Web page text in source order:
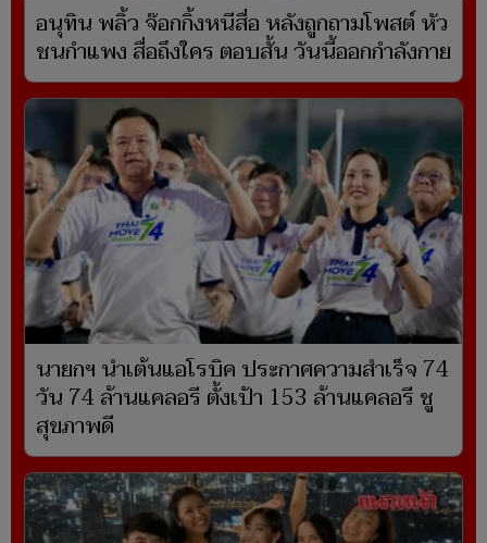
อนุทิน พลิ้ว จ๊อกกิ้งหนีสื่อ หลังถูกถามโพสต์ หัว
ชนกำแพง สื่อถึงใคร ตอบสั้น วันนี้ออกกำลังกาย
นายกฯ นำเต้นแอโรบิค ประกาศความสำเร็จ 74
วัน 74 ล้านแคลอรี ตั้งเป้า 153 ล้านแคลอรี ชู
สุขภาพดี